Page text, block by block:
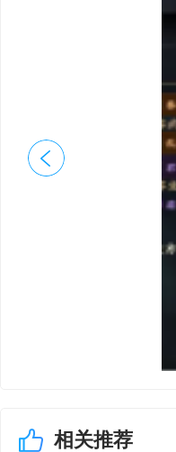
相关推荐